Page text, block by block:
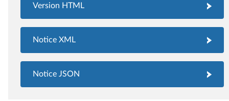
Version HTML
Notice XML
Notice JSON